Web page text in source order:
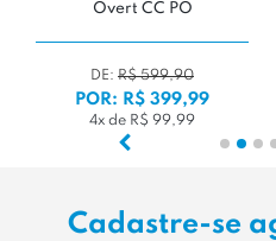
Elevations Pullover 'Egret
R$ 549,99
POR: R$ 399,99
4x de R$ 99,99
Cadastre-se